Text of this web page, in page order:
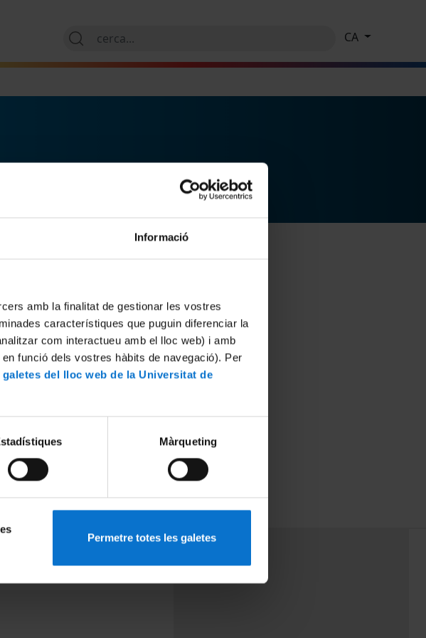
Informació
amb la finalitat de gestionar les vostres
característiques que puguin diferenciar la
com interactueu amb el lloc web) i amb
funció dels vostres hàbits de navegació). Per
del lloc web de la Universitat de
Màrqueting
Permetre totes les galetes
CA
PEU 3